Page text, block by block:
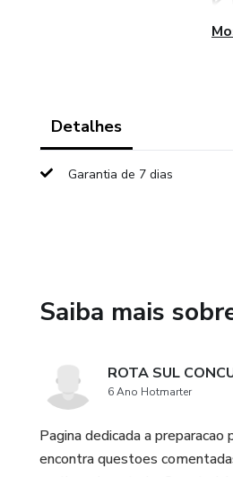
Detalhes
Garantia de 7 dias
Saiba mais
ROTA SUL
6 Ano Hotmarter
Pagina dedicada a
encontra questoes